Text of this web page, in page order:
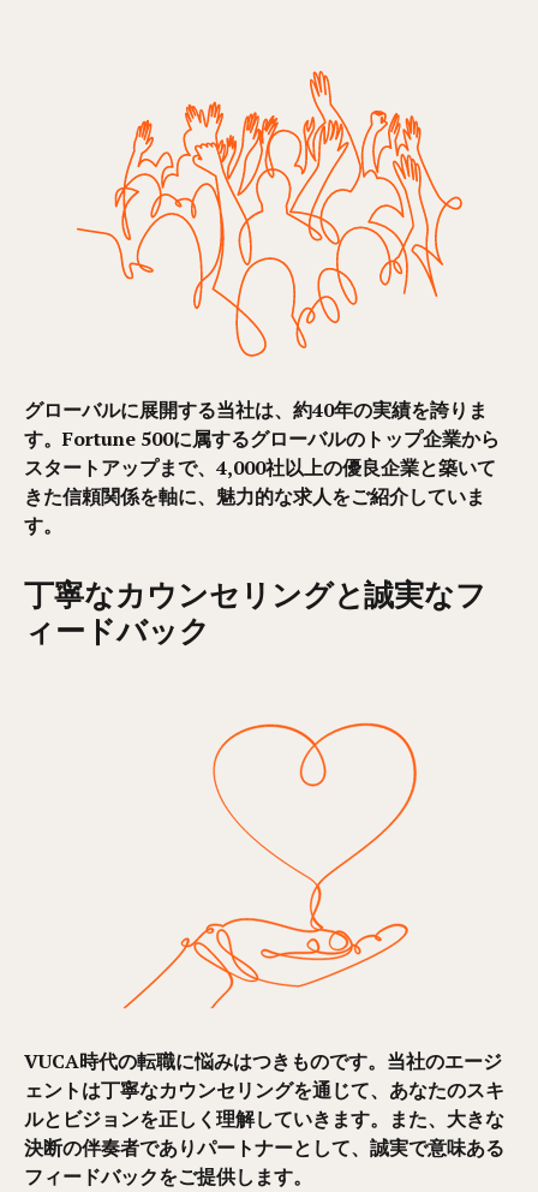
グローバルに展開する当社は、約40年の実績を誇りま
す。Fortune 500に属するグローバルのトップ企業から
スタートアップまで、4,000社以上の優良企業と築いて
きた信頼関係を軸に、魅力的な求人をご紹介していま
す。
丁寧なカウンセリングと誠実なフ
ィードバック
VUCA時代の転職に悩みはつきものです。当社のエージ
ェントは丁寧なカウンセリングを通じて、あなたのスキ
ルとビジョンを正しく理解していきます。また、大きな
決断の伴奏者でありパートナーとして、誠実で意味ある
フィードバックをご提供します。